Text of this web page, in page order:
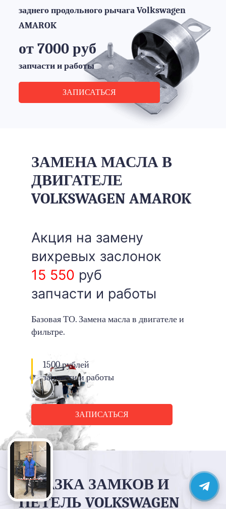
заднего продольного рычага Volkswagen
AMAROK
от 7000 руб
запчасти и работы
ЗАПИСАТЬСЯ
ЗАМЕНА МАСЛА В
ДВИГАТЕЛЕ
VOLKSWAGEN AMAROK
Акция на замену
вихревых заслонок
15 550 руб
запчасти и работы
Базовая ТО. Замена масла в двигателе и
фильтре.
1500 рублей
запчасти и работы
ЗАПИСАТЬСЯ
СМАЗКА ЗАМКОВ И
ПЕТЕЛЬ VOLKSWAGEN